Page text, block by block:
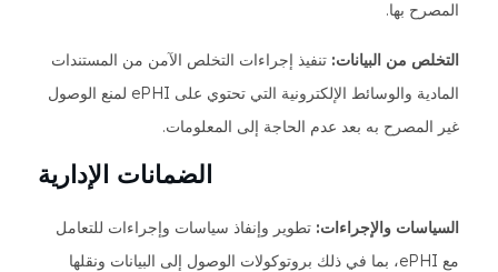
المصرح بها.
التخلص من البيانات: تنفيذ إجراءات التخلص الآمن من المستندات
المادية والوسائط الإلكترونية التي تحتوي على ePHI لمنع الوصول
غير المصرح به بعد عدم الحاجة إلى المعلومات.
الضمانات الإدارية
السياسات والإجراءات: تطوير وإنفاذ سياسات وإجراءات للتعامل
مع ePHI، بما في ذلك بروتوكولات الوصول إلى البيانات ونقلها